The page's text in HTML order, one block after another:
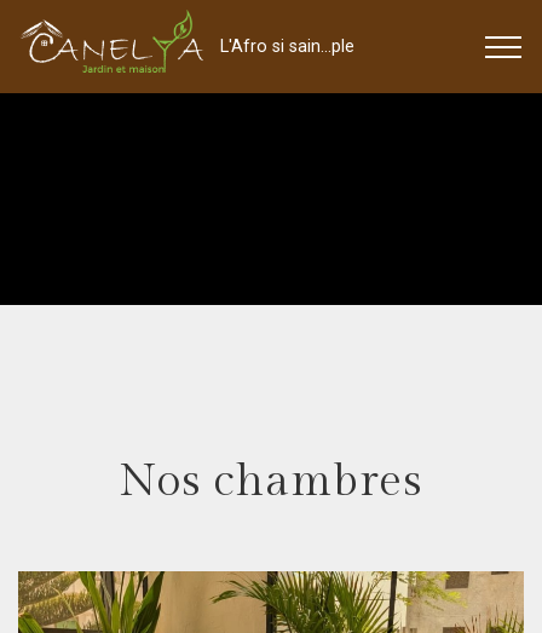
L'Afro si sain...ple
Nos chambres